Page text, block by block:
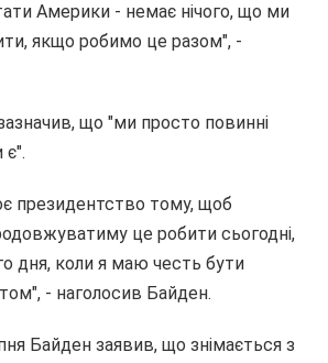
Америки - немає нічого, що ми
якщо робимо це разом", -
що "ми просто повинні
є".
президентство тому, щоб
це робити сьогодні,
дня, коли я маю честь бути
- наголосив Байден.
Байден заявив, що знімається з